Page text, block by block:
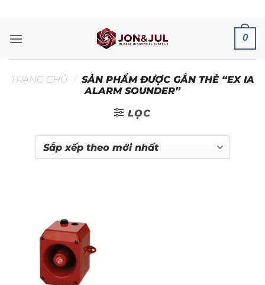
nội
0
TRANG CHỦ / SẢN PHẨM ĐƯỢC GẮN THẺ “EX IA
ALARM SOUNDER”
LỌC